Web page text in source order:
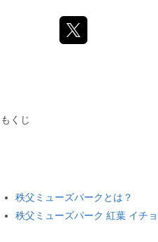
もくじ
秩父ミューズパークとは？
秩父ミューズパーク 紅葉 イチ